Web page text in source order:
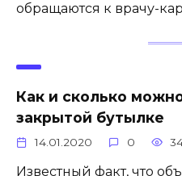
обращаются к врачу-
Как и сколько
закрытой бутылке
14.01.2020 0
Известный факт, что